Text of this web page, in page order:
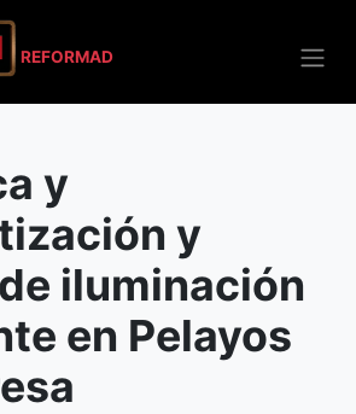
REFORMAD
y
y
iluminación
en Pelayos